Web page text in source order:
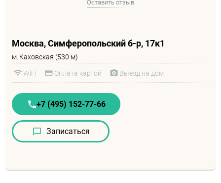
Оставить отзыв
Москва, Симферопольский б-р, 17к1
м. Каховская (530 м)
WiFi Оплата картой Выезд на дом
+7 (495) 152-77-66
Записаться